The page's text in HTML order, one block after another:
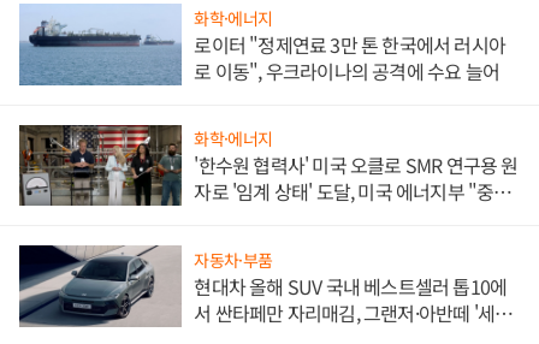
화학·에너지
로이터 "정제연료 3만 톤 한국에서 러시아
로 이동", 우크라이나의 공격에 수요 늘어
화학·에너지
'한수원 협력사' 미국 오클로 SMR 연구용 원
자로 '임계 상태' 도달, 미국 에너지부 "중요
자동차·부품
현대차 올해 SUV 국내 베스트셀러 톱10에
서 싼타페만 자리매김, 그랜저·아반떼 '세단